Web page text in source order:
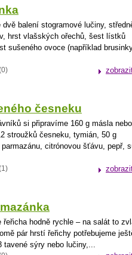
dvě balení stogramové lučiny,
hrst vlašských ořechů, šest lístků
sušeného ovoce (například
česneku
si připravíme 160 g másla nebo
stroužků česneku, tymián, 50 g
parmazánu, citrónovou šťávu, pepř,
řeřicha hodně rychle – na salát to
pár hrstí řeřichy potřebujeme
tavené sýry nebo lučiny,...